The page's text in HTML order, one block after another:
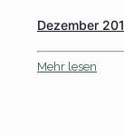
Dezember
Mehr lesen